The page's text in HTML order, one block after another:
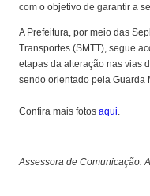
com o objetivo de garantir a
A Prefeitura, por meio das
Transportes (SMTT), segue
etapas da alteração nas vias
sendo orientado pela Guarda
Confira mais fotosaqui.
Assessora de Comunicação: